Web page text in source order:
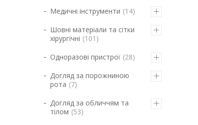
Медичні інструменти 14
Шовні матеріали та сітки
хірургічні 101
Одноразові пристрої 28
Догляд за порожниною
рота 7
Догляд за обличчям та
тілом 53